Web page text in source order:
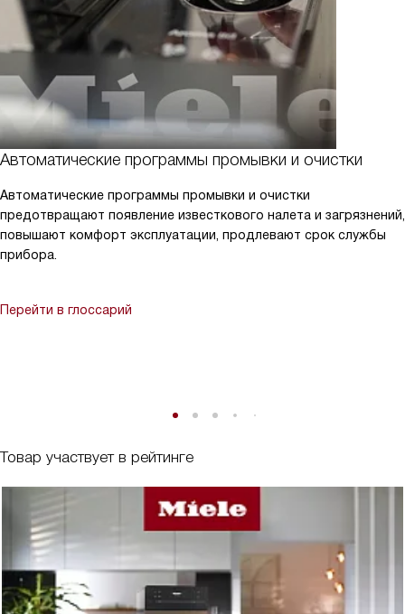
Товар участвует в рейтинге
Автоматические программы промывки и очистки
Автоматические программы промывки и очистки
предотвращают появление известкового налета и загрязнений,
повышают комфорт эксплуатации, продлевают срок службы
прибора.
Перейти в глоссарий